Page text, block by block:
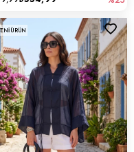
ÜRÜN